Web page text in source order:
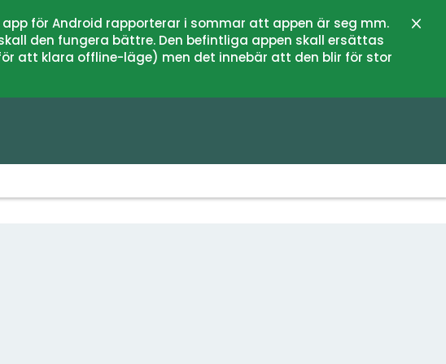
för Android rapporterar i sommar att appen är seg mm.
den fungera bättre. Den befintliga appen skall ersättas
att klara offline-läge) men det innebär att den blir för stor